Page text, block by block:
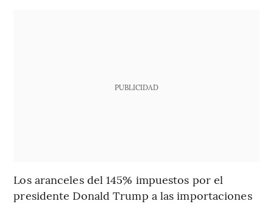
PUBLICIDAD
Los aranceles del 145% impuestos por el
presidente Donald Trump a las importaciones